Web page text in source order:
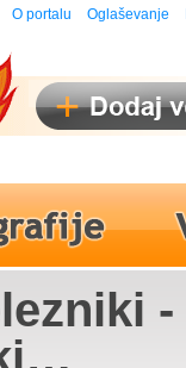
O portalu Oglaševanje
-